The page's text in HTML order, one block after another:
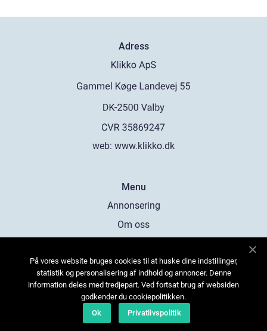
Adress
web: www.klikko.dk
Menu
Annonsering
Om oss
Kontakta oss
Sitemap
På vores website bruges cookies til at huske dine indstillinger,
statistik og personalisering af indhold og annoncer. Denne
information deles med tredjepart. Ved fortsat brug af websiden
godkender du cookiepolitikken.
Ok
Privatlivspolitik